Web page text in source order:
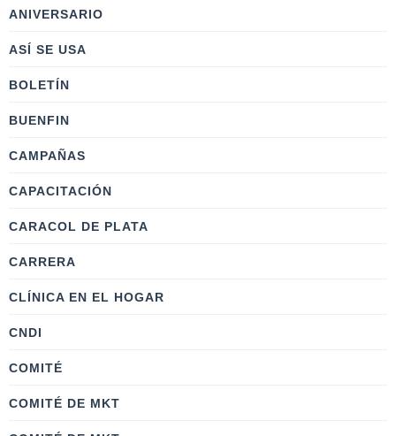
ANIVERSARIO
ASÍ SE USA
BOLETÍN
BUENFIN
CAMPAÑAS
CAPACITACIÓN
CARACOL DE PLATA
CARRERA
CLÍNICA EN EL HOGAR
CNDI
COMITÉ
COMITÉ DE MKT